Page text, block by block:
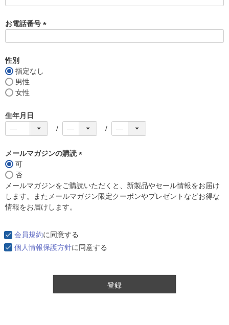
お電話番号
性別
指定なし
男性
女性
生年月日
メールマガジンの購読
須
)
可
否
メールマガジンをご購読いただくと、新製品やセール情報をお届け
します。またメールマガジン限定クーポンやプレゼントなどお得な
情報をお届けします。
会員規約に同意する
個人情報保護方針に同意する
登録